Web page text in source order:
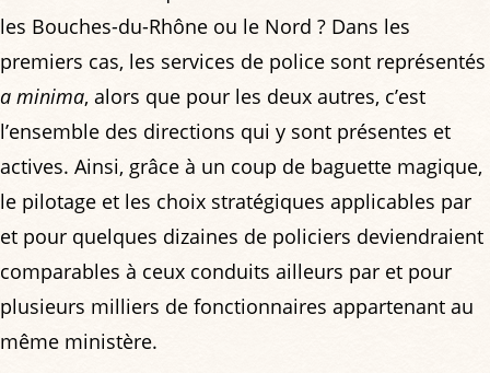
les Bouches-du-Rhône ou le Nord ? Dans les
premiers cas, les services de police sont représentés
a minima, alors que pour les deux autres, c’est
l’ensemble des directions qui y sont présentes et
actives. Ainsi, grâce à un coup de baguette magique,
le pilotage et les choix stratégiques applicables par
et pour quelques dizaines de policiers deviendraient
comparables à ceux conduits ailleurs par et pour
plusieurs milliers de fonctionnaires appartenant au
même ministère.